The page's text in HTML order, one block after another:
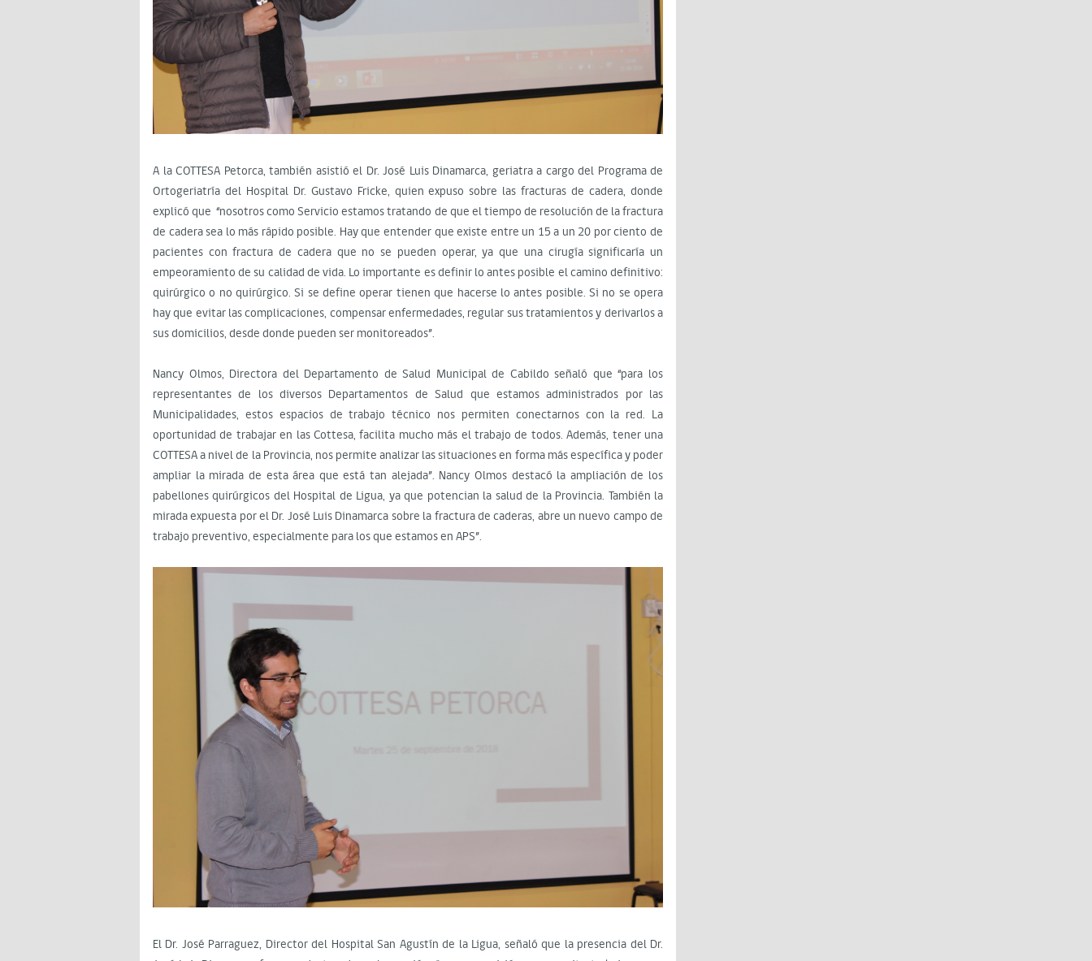
A la COTTESA Petorca, también asistió el Dr. José Luis Dinamarca, geriatra a cargo del Programa de
Ortogeriatría del Hospital Dr. Gustavo Fricke, quien expuso sobre las fracturas de cadera, donde
explicó que “nosotros como Servicio estamos tratando de que el tiempo de resolución de la fractura
de cadera sea lo más rápido posible. Hay que entender que existe entre un 15 a un 20 por ciento de
pacientes con fractura de cadera que no se pueden operar, ya que una cirugía significaría un
empeoramiento de su calidad de vida. Lo importante es definir lo antes posible el camino definitivo:
quirúrgico o no quirúrgico. Si se define operar tienen que hacerse lo antes posible. Si no se opera
hay que evitar las complicaciones, compensar enfermedades, regular sus tratamientos y derivarlos a
sus domicilios, desde donde pueden ser monitoreados”.
Nancy Olmos, Directora del Departamento de Salud Municipal de Cabildo señaló que “para los
representantes de los diversos Departamentos de Salud que estamos administrados por las
Municipalidades, estos espacios de trabajo técnico nos permiten conectarnos con la red. La
oportunidad de trabajar en las Cottesa, facilita mucho más el trabajo de todos. Además, tener una
COTTESA a nivel de la Provincia, nos permite analizar las situaciones en forma más específica y poder
ampliar la mirada de esta área que está tan alejada”. Nancy Olmos destacó la ampliación de los
pabellones quirúrgicos del Hospital de Ligua, ya que potencian la salud de la Provincia. También la
mirada expuesta por el Dr. José Luis Dinamarca sobre la fractura de caderas, abre un nuevo campo de
trabajo preventivo, especialmente para los que estamos en APS”.
El Dr. José Parraguez, Director del Hospital San Agustín de la Ligua, señaló que la presencia del Dr.